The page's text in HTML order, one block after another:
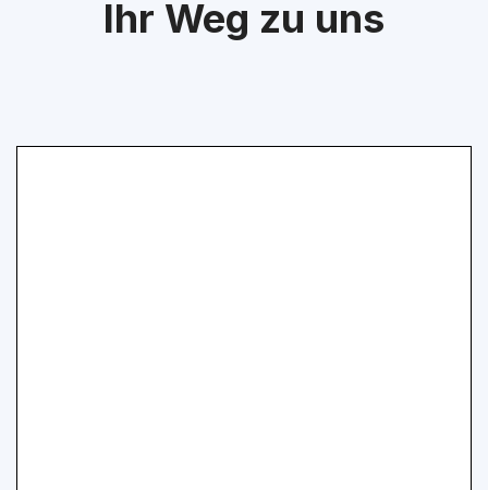
Ihr Weg zu uns